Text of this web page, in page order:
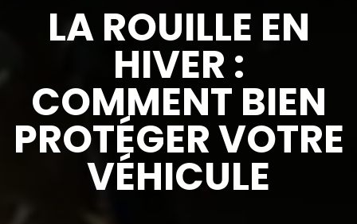
LA ROUILLE EN
HIVER :
COMMENT BIEN
PROTÉGER VOTRE
VÉHICULE